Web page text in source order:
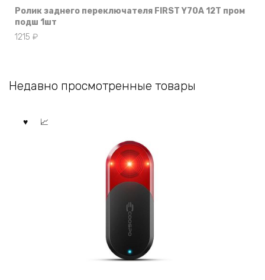
Ролик заднего переключателя FIRST Y70A 12T пром
подш 1шт
1215 ₽
Недавно просмотренные товары